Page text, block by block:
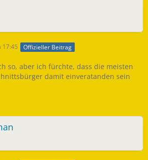
17:45 Offizieller Beitrag
so, aber ich fürchte, dass die meisten
damit einveratanden sein